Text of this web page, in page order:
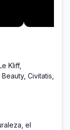
Kliff,
Civitatis,
el